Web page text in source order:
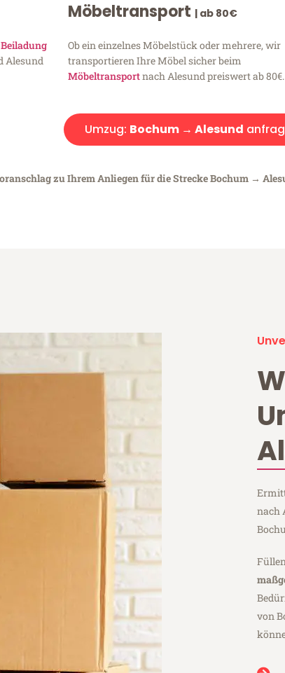
Beiladung
Alesund
Möbeltransport | ab 80€
Ob ein einzelnes Möbelstück oder mehrere, wir
transportieren Ihre Möbel sicher beim
Möbeltransportnach Alesund preiswert ab 80€.
Umzug: Bochum → Alesund
zu Ihrem Anliegen für die Strecke Bochum →
nach
von